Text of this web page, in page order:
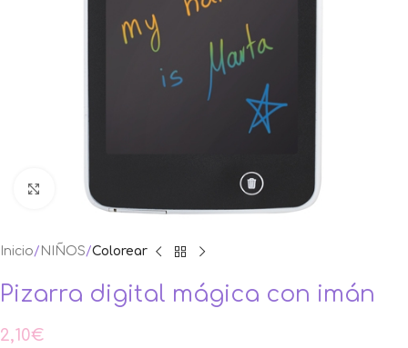
Ampliar foto
Inicio NIÑOS Colorear
Pizarra digital mágica con imán
2,10€